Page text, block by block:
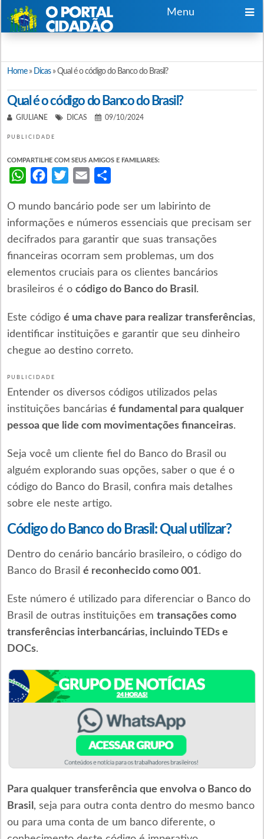
Menu
Home» Dicas»Qual é o código do Banco do Brasil?
Qual é o código do Banco do Brasil?
GIULIANE DICAS 09/10/2024
PUBLICIDADE
COMPARTILHE COM SEUS AMIGOS E FAMILIARES:
WhatsAppFacebookTwitterEmail
O mundo bancário pode ser um labirinto de
informações e números essenciais que precisam ser
decifrados para garantir que suas transações
financeiras ocorram sem problemas, um dos
elementos cruciais para os clientes bancários
brasileiros é o código do Banco do Brasil .
Este código é uma chave para realizar transferências,
identificar instituições e garantir que seu dinheiro
chegue ao destino correto.
PUBLICIDADE
Entender os diversos códigos utilizados pelas
instituições bancárias é fundamental para qualquer
pessoa que lide com movimentações financeiras.
Seja você um cliente fiel do Banco do Brasil ou
alguém explorando suas opções, saber o que é o
código do Banco do Brasil, confira mais detalhes
sobre ele neste artigo.
Código do Banco do Brasil: Qual utilizar?
Dentro do cenário bancário brasileiro, o código do
Banco do Brasil é reconhecido como 001.
Este número é utilizado para diferenciar o Banco do
Brasil de outras instituições em transações como
transferências interbancárias, incluindo TEDs e
DOCs.
Para qualquer transferência que envolva o Banco do
Brasil , seja para outra conta dentro do mesmo banco
ou para uma conta de um banco diferente, o